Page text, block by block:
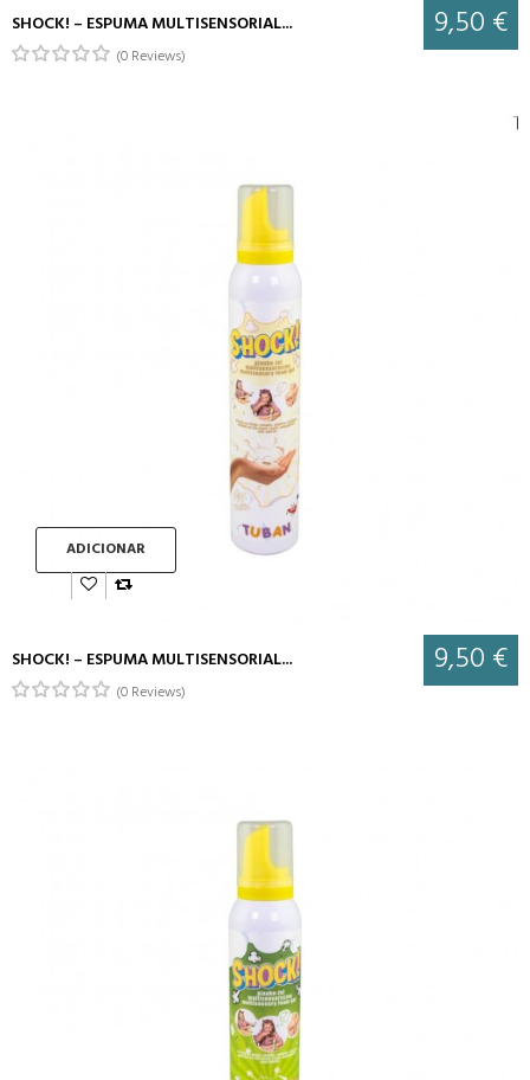
SHOCK! – ESPUMA MULTISENSORIAL... 9,50 €
(0 Reviews)
ADICIONAR
SHOCK! – ESPUMA MULTISENSORIAL... 9,50 €
(0 Reviews)